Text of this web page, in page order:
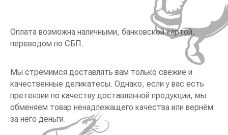
Оплата возможна наличными, банковской картой,
переводом по СБП.
Мы стремимся доставлять вам только свежие и
качественные деликатесы. Однако, если у вас есть
претензии по качеству доставленной продукции, мы
обменяем товар ненадлежащего качества или вернём
за него деньги.